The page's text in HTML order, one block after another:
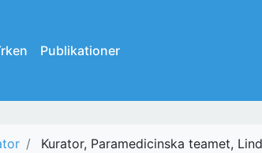
Publikationer
Kurator, Paramedicinska teamet,